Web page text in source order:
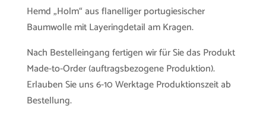
Hemd „Holm“ aus flanelliger portugiesischer
Baumwolle mit Layeringdetail am Kragen.
Nach Bestelleingang fertigen wir für Sie das Produkt
Made-to-Order (auftragsbezogene Produktion).
Erlauben Sie uns 6-10 Werktage Produktionszeit ab
Bestellung.